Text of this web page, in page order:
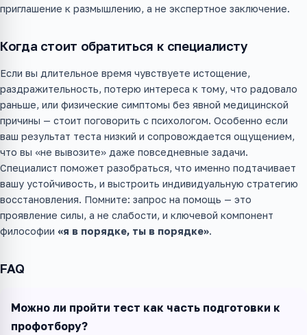
приглашение к размышлению, а не экспертное заключение.
Когда стоит обратиться к специалисту
Если вы длительное время чувствуете истощение,
раздражительность, потерю интереса к тому, что радовало
раньше, или физические симптомы без явной медицинской
причины — стоит поговорить с психологом. Особенно если
ваш результат теста низкий и сопровождается ощущением,
что вы «не вывозите» даже повседневные задачи.
Специалист поможет разобраться, что именно подтачивает
вашу устойчивость, и выстроить индивидуальную стратегию
восстановления. Помните: запрос на помощь — это
проявление силы, а не слабости, и ключевой компонент
философии «я в порядке, ты в порядке».
FAQ
Можно ли пройти тест как часть подготовки к
профотбору?